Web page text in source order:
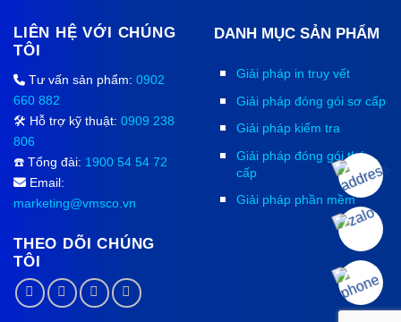
LIÊN HỆ VỚI CHÚNG
TÔI
Tư vấn sản phẩm: 0902
660 882
🛠️ Hỗ trợ kỹ thuật: 0909 238
806
☎️ Tổng đài: 1900 54 54 72
Email:
marketing@vmsco.vn
THEO DÕI CHÚNG
TÔI
DANH MỤC SẢN PHẨM
Giải pháp in truy vết
Giải pháp đóng gói sơ cấp
Giải pháp kiểm tra
Giải pháp đóng gói thứ
cấp
Giải pháp phần mềm